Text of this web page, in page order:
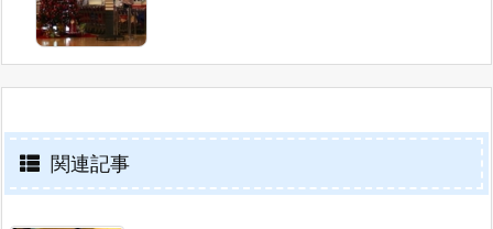
関連記事